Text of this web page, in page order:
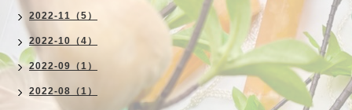
2022-11（5）
2022-10（4）
2022-09（1）
2022-08（1）